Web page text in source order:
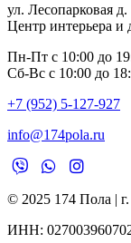
ул. Лесопарковая д.
Центр интерьера
Пн-Пт с 10:00 до
Сб-Вс с 10:00 до
+7 (952) 5-127-927
info@174pola.ru
© 2025 174 Пола |
ИНН: